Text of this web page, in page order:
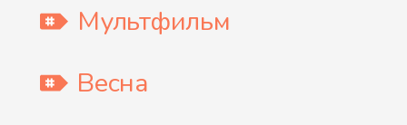
Мультфильм
Весна